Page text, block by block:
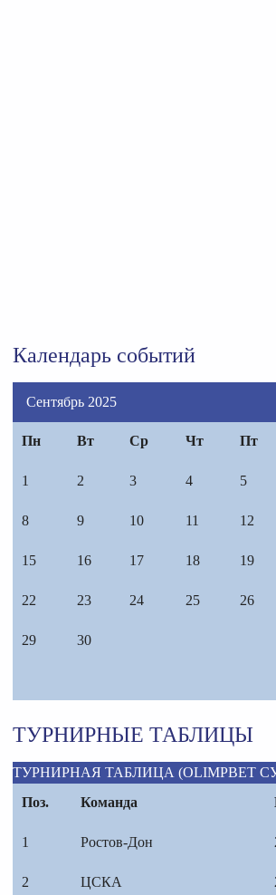
Календарь событий
Сентябрь 2025
Пн Вт Ср Чт Пт
1 2 3 4 5
8 9 10 11 12
15 16 17 18 19
22 23 24 25 26
29 30
ТУРНИРНЫЕ ТАБЛИЦЫ
ТУРНИРНАЯ ТАБЛИЦА (OLIMPBET
Поз.
Команда
1 Ростов-Дон
2 ЦСКА